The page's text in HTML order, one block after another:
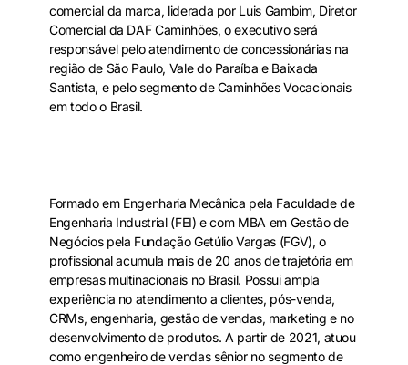
comercial da marca, liderada por Luis Gambim, Diretor
Comercial da DAF Caminhões, o executivo será
responsável pelo atendimento de concessionárias na
região de São Paulo, Vale do Paraíba e Baixada
Santista, e pelo segmento de Caminhões Vocacionais
em todo o Brasil.
Formado em Engenharia Mecânica pela Faculdade de
Engenharia Industrial (FEI) e com MBA em Gestão de
Negócios pela Fundação Getúlio Vargas (FGV), o
profissional acumula mais de 20 anos de trajetória em
empresas multinacionais no Brasil. Possui ampla
experiência no atendimento a clientes, pós-venda,
CRMs, engenharia, gestão de vendas, marketing e no
desenvolvimento de produtos. A partir de 2021, atuou
como engenheiro de vendas sênior no segmento de